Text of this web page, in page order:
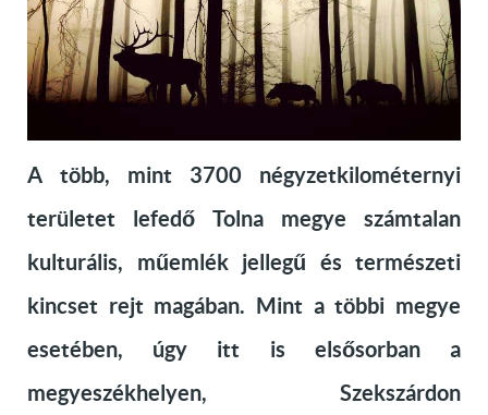
A több, mint 3700 négyzetkilométernyi
területet lefedő Tolna megye számtalan
kulturális, műemlék jellegű és természeti
kincset rejt magában. Mint a többi megye
esetében, úgy itt is elsősorban a
megyeszékhelyen, Szekszárdon